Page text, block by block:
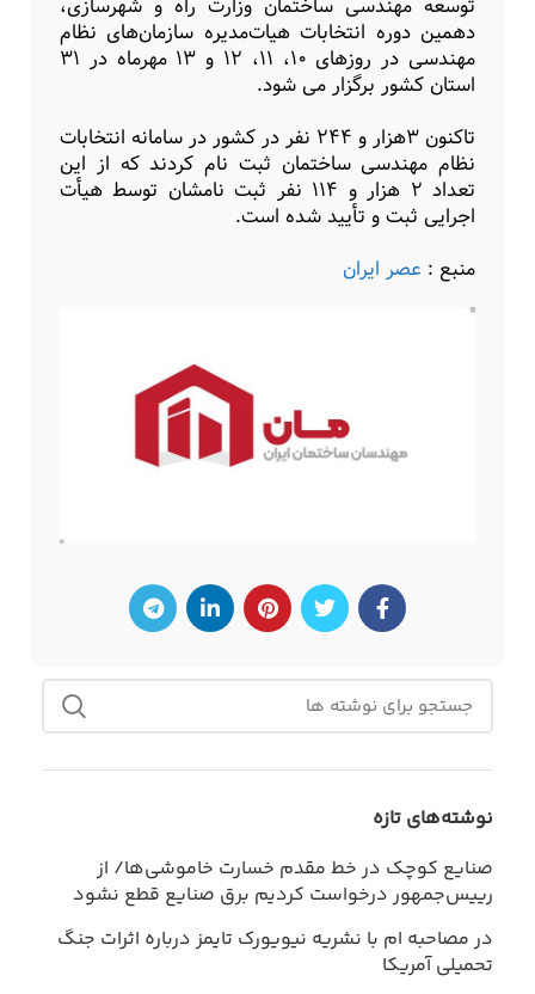
توسعه مهندسی ساختمان وزارت راه و شهرسازی،
دهمین دوره انتخابات هیات‌مدیره سازمان‌های نظام‌
مهندسی در روزهای ۱۰، ۱۱، ۱۲ و ۱۳ مهرماه در ۳۱
استان کشور برگزار می شود.
تاکنون 3هزار و ۲۴۴ نفر در کشور در سامانه انتخابات
نظام مهندسی ساختمان ثبت نام کردند که از این
تعداد ۲ هزار و ۱۱۴ نفر ثبت نامشان توسط هیأت
اجرایی ثبت و تأیید شده است.
منبع : عصر ایران
نوشته‌های تازه
صنایع کوچک در خط مقدم خسارت خاموشی‌ها/ از
رییس‌جمهور درخواست کردیم برق صنایع قطع نشود
در مصاحبه ام با نشریه نیویورک تایمز درباره اثرات جنگ
تحمیلی آمریکا